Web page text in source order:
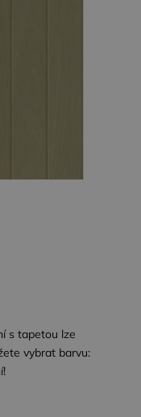
s tapetou lze
vybrat barvu: